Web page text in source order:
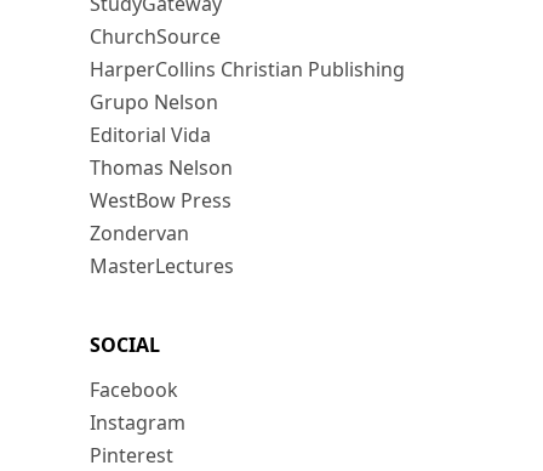
ChurchSource
HarperCollins Christian Publishing
Grupo Nelson
Editorial Vida
Thomas Nelson
WestBow Press
Zondervan
MasterLectures
SOCIAL
Facebook
Instagram
Pinterest